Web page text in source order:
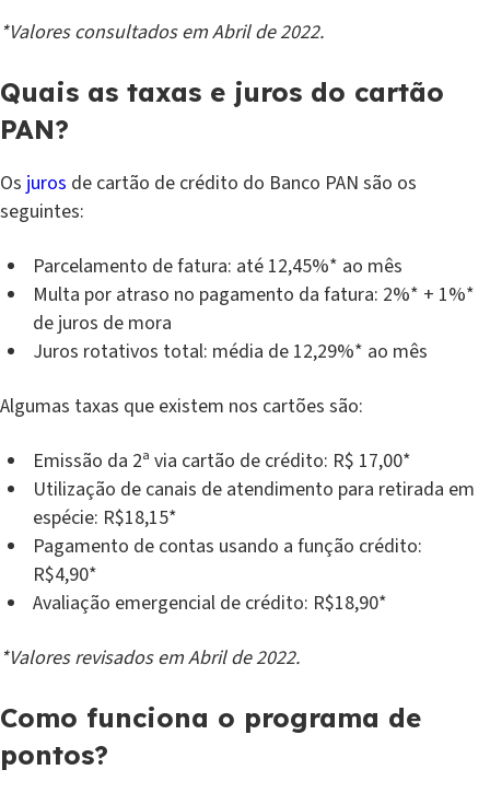
*Valores consultados em Abril de 2022.
Quais as taxas e juros do cartão
PAN?
Os juros de cartão de crédito do Banco PAN são os
seguintes:
Parcelamento de fatura: até 12,45%* ao mês
Multa por atraso no pagamento da fatura: 2%* + 1%*
de juros de mora
Juros rotativos total: média de 12,29%* ao mês
Algumas taxas que existem nos cartões são:
Emissão da 2ª via cartão de crédito: R$ 17,00*
Utilização de canais de atendimento para retirada em
espécie: R$18,15*
Pagamento de contas usando a função crédito:
R$4,90*
Avaliação emergencial de crédito: R$18,90*
*Valores revisados em Abril de 2022.
Como funciona o programa de
pontos?